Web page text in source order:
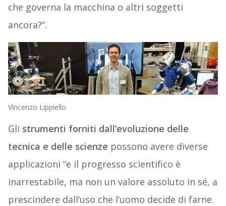
che governa la macchina o altri soggetti
ancora?”.
Vincenzo Lippiello
Gli strumenti forniti dall’evoluzione delle
tecnica e delle scienze possono avere diverse
applicazioni “e il progresso scientifico è
inarrestabile, ma non un valore assoluto in sé, a
prescindere dall’uso che l’uomo decide di farne.